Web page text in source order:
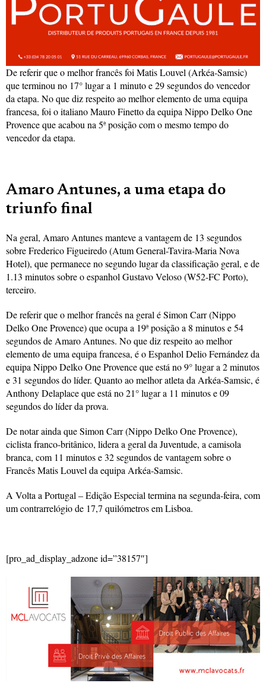
De referir que o melhor francês foi Matis Louvel (Arkéa-Samsic)
que terminou no 17° lugar a 1 minuto e 29 segundos do vencedor
da etapa. No que diz respeito ao melhor elemento de uma equipa
francesa, foi o italiano Mauro Finetto da equipa Nippo Delko One
Provence que acabou na 5ª posição com o mesmo tempo do
vencedor da etapa.
Amaro Antunes, a uma etapa do
triunfo final
Na geral, Amaro Antunes manteve a vantagem de 13 segundos
sobre Frederico Figueiredo (Atum General-Tavira-Maria Nova
Hotel), que permanece no segundo lugar da classificação geral, e de
1.13 minutos sobre o espanhol Gustavo Veloso (W52-FC Porto),
terceiro.
De referir que o melhor francês na geral é Simon Carr (Nippo
Delko One Provence) que ocupa a 19ª posição a 8 minutos e 54
segundos de Amaro Antunes. No que diz respeito ao melhor
elemento de uma equipa francesa, é o Espanhol Delio Fernández da
equipa Nippo Delko One Provence que está no 9° lugar a 2 minutos
e 31 segundos do líder. Quanto ao melhor atleta da Arkéa-Samsic, é
Anthony Delaplace que está no 21° lugar a 11 minutos e 09
segundos do líder da prova.
De notar ainda que Simon Carr (Nippo Delko One Provence),
ciclista franco-britânico, lidera a geral da Juventude, a camisola
branca, com 11 minutos e 32 segundos de vantagem sobre o
Francês Matis Louvel da equipa Arkéa-Samsic.
A Volta a Portugal – Edição Especial termina na segunda-feira, com
um contrarrelógio de 17,7 quilómetros em Lisboa.
[pro_ad_display_adzone id=”38157″]